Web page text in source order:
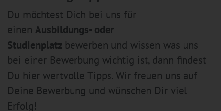
Du möchtest Dich bei uns für
einen Ausbildungs- oder
Studienplatz bewerben und wissen was uns
bei einer Bewerbung wichtig ist, dann findest
Du hier wertvolle Tipps. Wir freuen uns auf
Deine Bewerbung und wünschen Dir viel
Erfolg!